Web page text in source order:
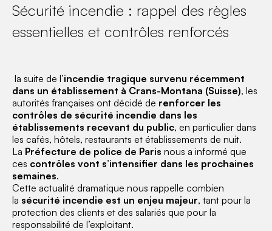
Sécurité incendie : rappel des règles
essentielles et contrôles renforcés
la suite de l’incendie tragique survenu récemment
dans un établissement à Crans-Montana (Suisse), les
autorités françaises ont décidé de renforcer les
contrôles de sécurité incendie dans les
établissements recevant du public, en particulier dans
les cafés, hôtels, restaurants et établissements de nuit.
La Préfecture de police de Paris nous a informé que
ces contrôles vont s’intensifier dans les prochaines
semaines.
Cette actualité dramatique nous rappelle combien
la sécurité incendie est un enjeu majeur, tant pour la
protection des clients et des salariés que pour la
responsabilité de l’exploitant.